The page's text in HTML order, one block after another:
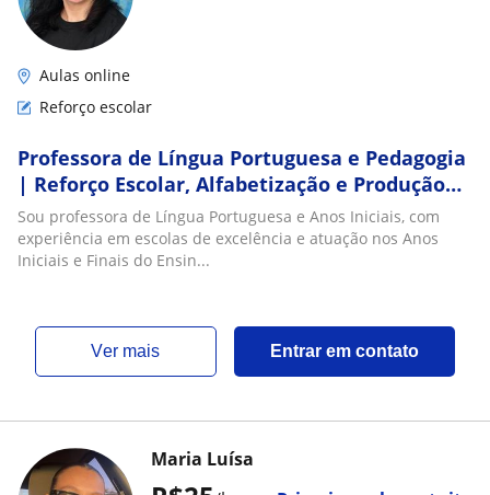
Aulas online
Reforço escolar
Professora de Língua Portuguesa e Pedagogia
| Reforço Escolar, Alfabetização e Produção
Textual
Sou professora de Língua Portuguesa e Anos Iniciais, com
experiência em escolas de excelência e atuação nos Anos
Iniciais e Finais do Ensin...
ver mais Entrar em contato
Maria Luísa